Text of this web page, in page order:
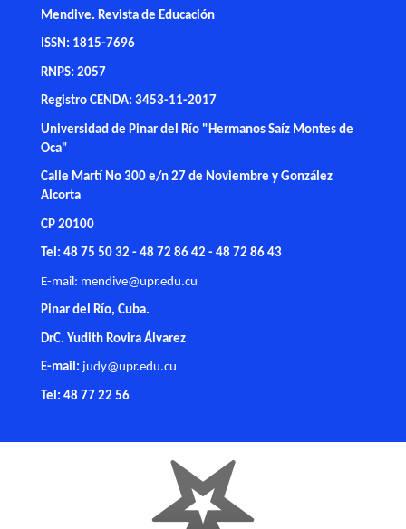
Mendive. Revista de Educación
ISSN: 1815-7696
RNPS: 2057
Registro CENDA: 3453-11-2017
Universidad de Pinar del Río "Hermanos Saíz Montes de
Oca"
Calle Martí No 300 e/n 27 de Noviembre y González
Alcorta
CP 20100
Tel: 48 75 50 32 - 48 72 86 42 - 48 72 86 43
E-mail: mendive@upr.edu.cu
Pinar del Río, Cuba.
DrC. Yudith Rovira Álvarez
E-mail: judy@upr.edu.cu
Tel: 48 77 22 56